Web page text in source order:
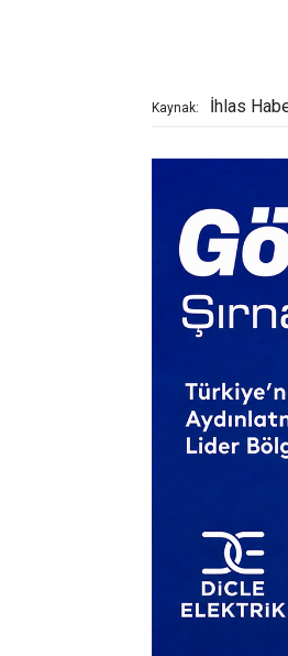
Kaynak: İhlas